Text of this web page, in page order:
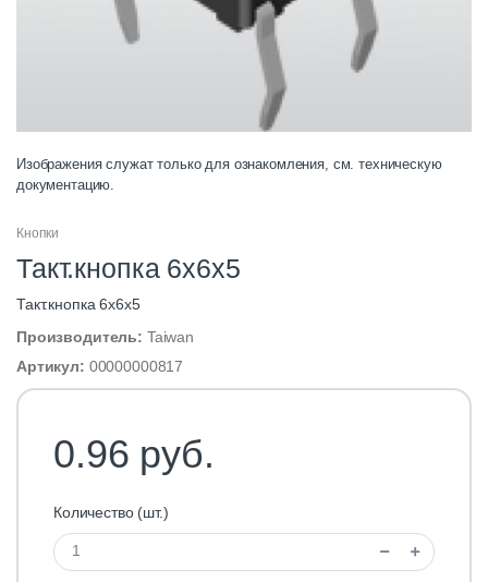
Изображения служат только для ознакомления, см. техническую
документацию.
Кнопки
Такт.кнопка 6х6х5
Такт.кнопка 6х6х5
Производитель: Taiwan
Артикул: 00000000817
0.96 руб.
Количество (шт.)